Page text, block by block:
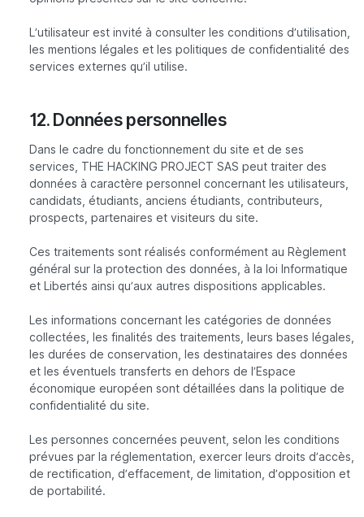
L’utilisateur est invité à consulter les conditions d’utilisation,
les mentions légales et les politiques de confidentialité des
services externes qu’il utilise.
12. Données personnelles
Dans le cadre du fonctionnement du site et de ses
services, THE HACKING PROJECT SAS peut traiter des
données à caractère personnel concernant les utilisateurs,
candidats, étudiants, anciens étudiants, contributeurs,
prospects, partenaires et visiteurs du site.
Ces traitements sont réalisés conformément au Règlement
général sur la protection des données, à la loi Informatique
et Libertés ainsi qu’aux autres dispositions applicables.
Les informations concernant les catégories de données
collectées, les finalités des traitements, leurs bases légales,
les durées de conservation, les destinataires des données
et les éventuels transferts en dehors de l’Espace
économique européen sont détaillées dans la politique de
confidentialité du site.
Les personnes concernées peuvent, selon les conditions
prévues par la réglementation, exercer leurs droits d’accès,
de rectification, d’effacement, de limitation, d’opposition et
de portabilité.